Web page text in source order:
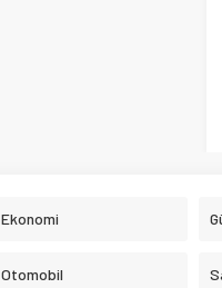
Ekonomi
Otomobil